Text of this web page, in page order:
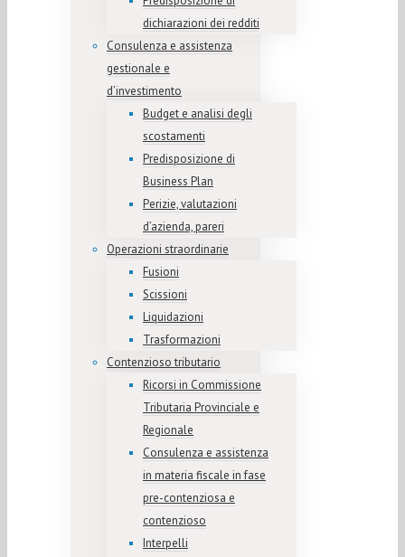
dichiarazioni dei redditi
Consulenza e assistenza
gestionale e
d’investimento
Budget e analisi degli
scostamenti
Predisposizione di
Business Plan
Perizie, valutazioni
d’azienda, pareri
Operazioni straordinarie
Fusioni
Scissioni
Liquidazioni
Trasformazioni
Contenzioso tributario
Ricorsi in Commissione
Tributaria Provinciale e
Regionale
Consulenza e assistenza
in materia fiscale in fase
pre-contenziosa e
contenzioso
Interpelli